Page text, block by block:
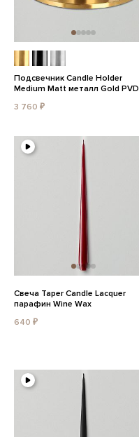
Подсвечник Candle Holder
Medium Matt металл Gold PVD
3 760 ₽
Свеча Taper Candle Lacquer
парафин Wine Wax
640 ₽